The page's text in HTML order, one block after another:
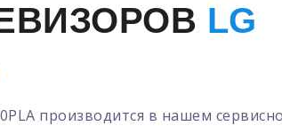
LG
производится в нашем